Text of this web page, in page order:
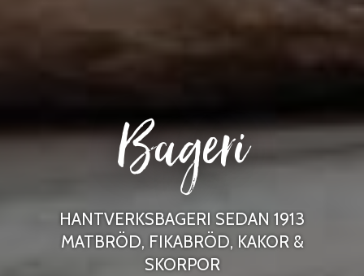
Bageri
HANTVERKSBAGERI SEDAN 1913
MATBRÖD, FIKABRÖD, KAKOR &
SKORPOR